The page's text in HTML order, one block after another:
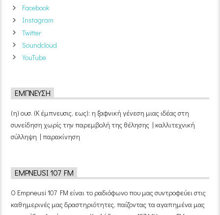
Facebook
Instagram
Twitter
Soundcloud
YouTube
ΈΜΠΝΕΥΣΗ
(η) ουσ. (Κ έμπνευσις, εως): η ξαφνική γένεση μιας ιδέας στη
συνείδηση χωρίς την παρεμβολή της θέλησης | καλλιτεχνική
σύλληψη | παρακίνηση
EMPNEUSI 107 FM
Ο Empneusi 107 FM είναι το ραδιόφωνο που μας συντροφεύει στις
καθημερινές μας δραστηριότητες, παίζοντας τα αγαπημένα μας